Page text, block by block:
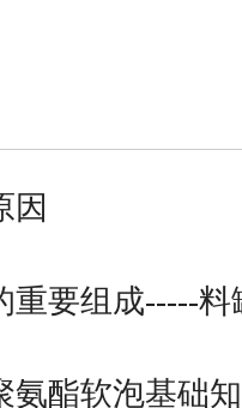
因
重要组成-----
氨酯软泡基础